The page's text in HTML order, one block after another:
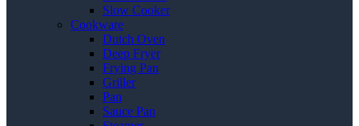
Slow Cooker
Cookware
Dutch Oven
Deep Fryer
Frying Pan
Griller
Pan
Sauce Pan